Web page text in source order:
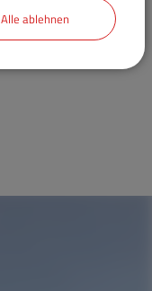
Alle ablehnen